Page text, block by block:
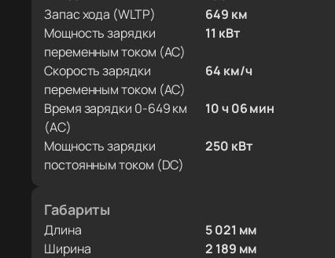
Запас хода (WLTP)
649 км
Мощность зарядки
переменным током (AC)
11 кВт
Скорость зарядки
переменным током (AC)
64 км/ч
Время зарядки 0-649 км
(AC)
10 ч 06 мин
Мощность зарядки
постоянным током (DC)
250 кВт
Габариты
Длина
5 021 мм
Ширина
2 189 мм